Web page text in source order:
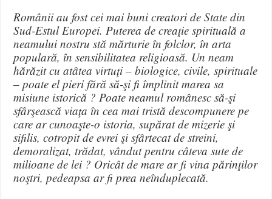
Românii au fost cei mai buni creatori de State din
Sud-Estul Europei. Puterea de creaţie spirituală a
neamului nostru stă mărturie în folclor, în arta
populară, în sensibilitatea religioasă. Un neam
hărăzit cu atâtea virtuţi – biologice, civile, spirituale
– poate el pieri fără să-şi fi împlinit marea sa
misiune istorică ? Poate neamul românesc să-şi
sfârşească viaţa în cea mai tristă descompunere pe
care ar cunoaşte-o istoria, supărat de mizerie şi
sifilis, cotropit de evrei şi sfârtecat de streini,
demoralizat, trădat, vândut pentru câteva sute de
milioane de lei ? Oricât de mare ar fi vina părinţilor
noştri, pedeapsa ar fi prea neînduplecată.